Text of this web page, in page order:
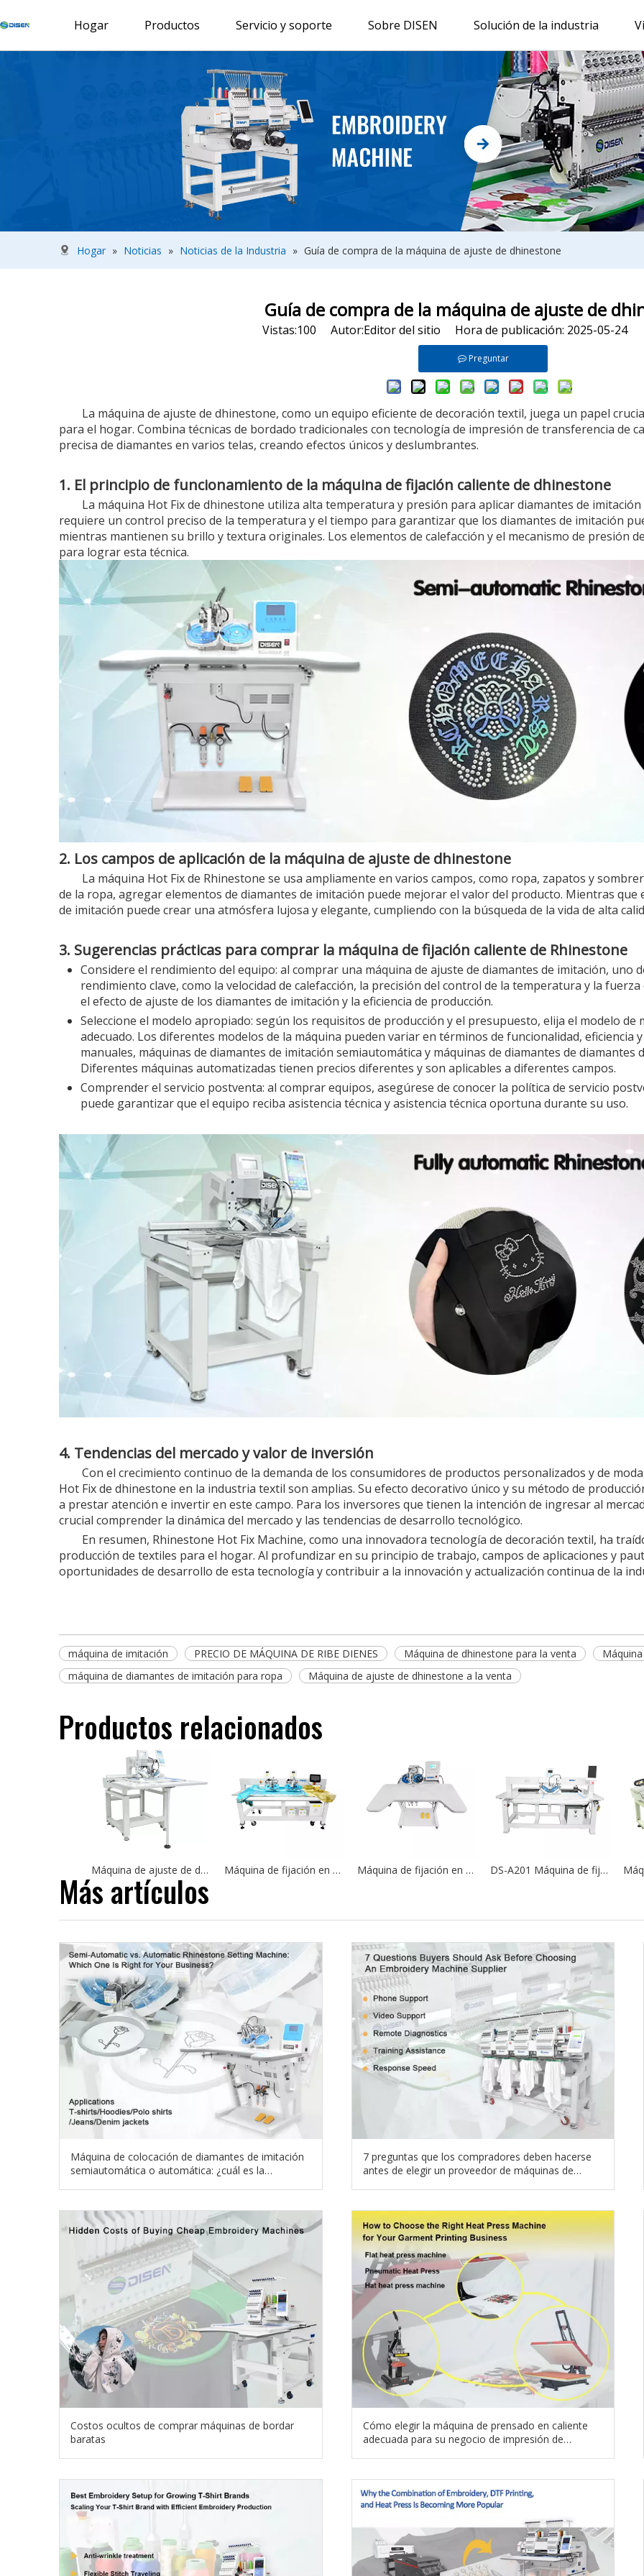
Hogar Productos Servicio y soporte Sobre DISEN Solución de la industria
Hogar » Noticias » Noticias de la Industria » Guía de compra de la máquina de ajuste de dhinestone
Guía de compra de la máquina de ajuste de
Vistas:100 Autor:Editor del sitio Hora de publicación: 2025-05-24
Preguntar
La máquina de ajuste de dhinestone, como un equipo eficiente de decoración textil, juega un papel
para el hogar. Combina técnicas de bordado tradicionales con tecnología de impresión de transferencia de
precisa de diamantes en varios telas, creando efectos únicos y deslumbrantes.
1. El principio de funcionamiento de la máquina de fijación caliente de dhinestone
La máquina Hot Fix de dhinestone utiliza alta temperatura y presión para aplicar diamantes de
requiere un control preciso de la temperatura y el tiempo para garantizar que los diamantes de imitación
mientras mantienen su brillo y textura originales. Los elementos de calefacción y el mecanismo de presión
para lograr esta técnica.
2. Los campos de aplicación de la máquina de ajuste de dhinestone
La máquina Hot Fix de Rhinestone se usa ampliamente en varios campos, como ropa, zapatos y
de la ropa, agregar elementos de diamantes de imitación puede mejorar el valor del producto. Mientras
de imitación puede crear una atmósfera lujosa y elegante, cumpliendo con la búsqueda de la vida de alta
3. Sugerencias prácticas para comprar la máquina de fijación caliente de Rhinestone
Considere el rendimiento del equipo: al comprar una máquina de ajuste de diamantes de imitación, uno
rendimiento clave, como la velocidad de calefacción, la precisión del control de la temperatura y la
el efecto de ajuste de los diamantes de imitación y la eficiencia de producción.
Seleccione el modelo apropiado: según los requisitos de producción y el presupuesto, elija el modelo de
adecuado. Los diferentes modelos de la máquina pueden variar en términos de funcionalidad, eficiencia
manuales, máquinas de diamantes de imitación semiautomática y máquinas de diamantes de
Diferentes máquinas automatizadas tienen precios diferentes y son aplicables a diferentes campos.
Comprender el servicio postventa: al comprar equipos, asegúrese de conocer la política de servicio
puede garantizar que el equipo reciba asistencia técnica y asistencia técnica oportuna durante su uso.
4. Tendencias del mercado y valor de inversión
Con el crecimiento continuo de la demanda de los consumidores de productos personalizados y de
Hot Fix de dhinestone en la industria textil son amplias. Su efecto decorativo único y su método de
a prestar atención e invertir en este campo. Para los inversores que tienen la intención de ingresar al
crucial comprender la dinámica del mercado y las tendencias de desarrollo tecnológico.
En resumen, Rhinestone Hot Fix Machine, como una innovadora tecnología de decoración textil, ha
producción de textiles para el hogar. Al profundizar en su principio de trabajo, campos de aplicaciones y
oportunidades de desarrollo de esta tecnología y contribuir a la innovación y actualización continua de la
máquina de imitación PRECIO DE MÁQUINA DE RIBE DIENES Máquina de dhinestone para la venta
máquina de diamantes de imitación para ropa
Máquina de ajuste de dhinestone a la venta
Productos relacionados
Máquina de ajuste de diamantes de imitación computarizada para textiles de tela de camiseta Máquina de fijación en caliente ultrasónica cristalina de la máquina del diamante artificial de la tela completamente automática DS-S202 Máquina de fijación en caliente de diamantes de imitación por ultrasonido semiautomática DS-S201 para prendas de tela textil DS-A201 Máquina de fijación en caliente de diamantes de imitación completamente automática de doble disco de cabezal único para uso industrial
Más artículos
Máquina de colocación de diamantes de imitación
semiautomática o automática: ¿cuál es la
7 preguntas que los compradores deben hacerse
antes de elegir un proveedor de máquinas de
Costos ocultos de comprar máquinas de bordar
baratas
Cómo elegir la máquina de prensado en caliente
adecuada para su negocio de impresión de